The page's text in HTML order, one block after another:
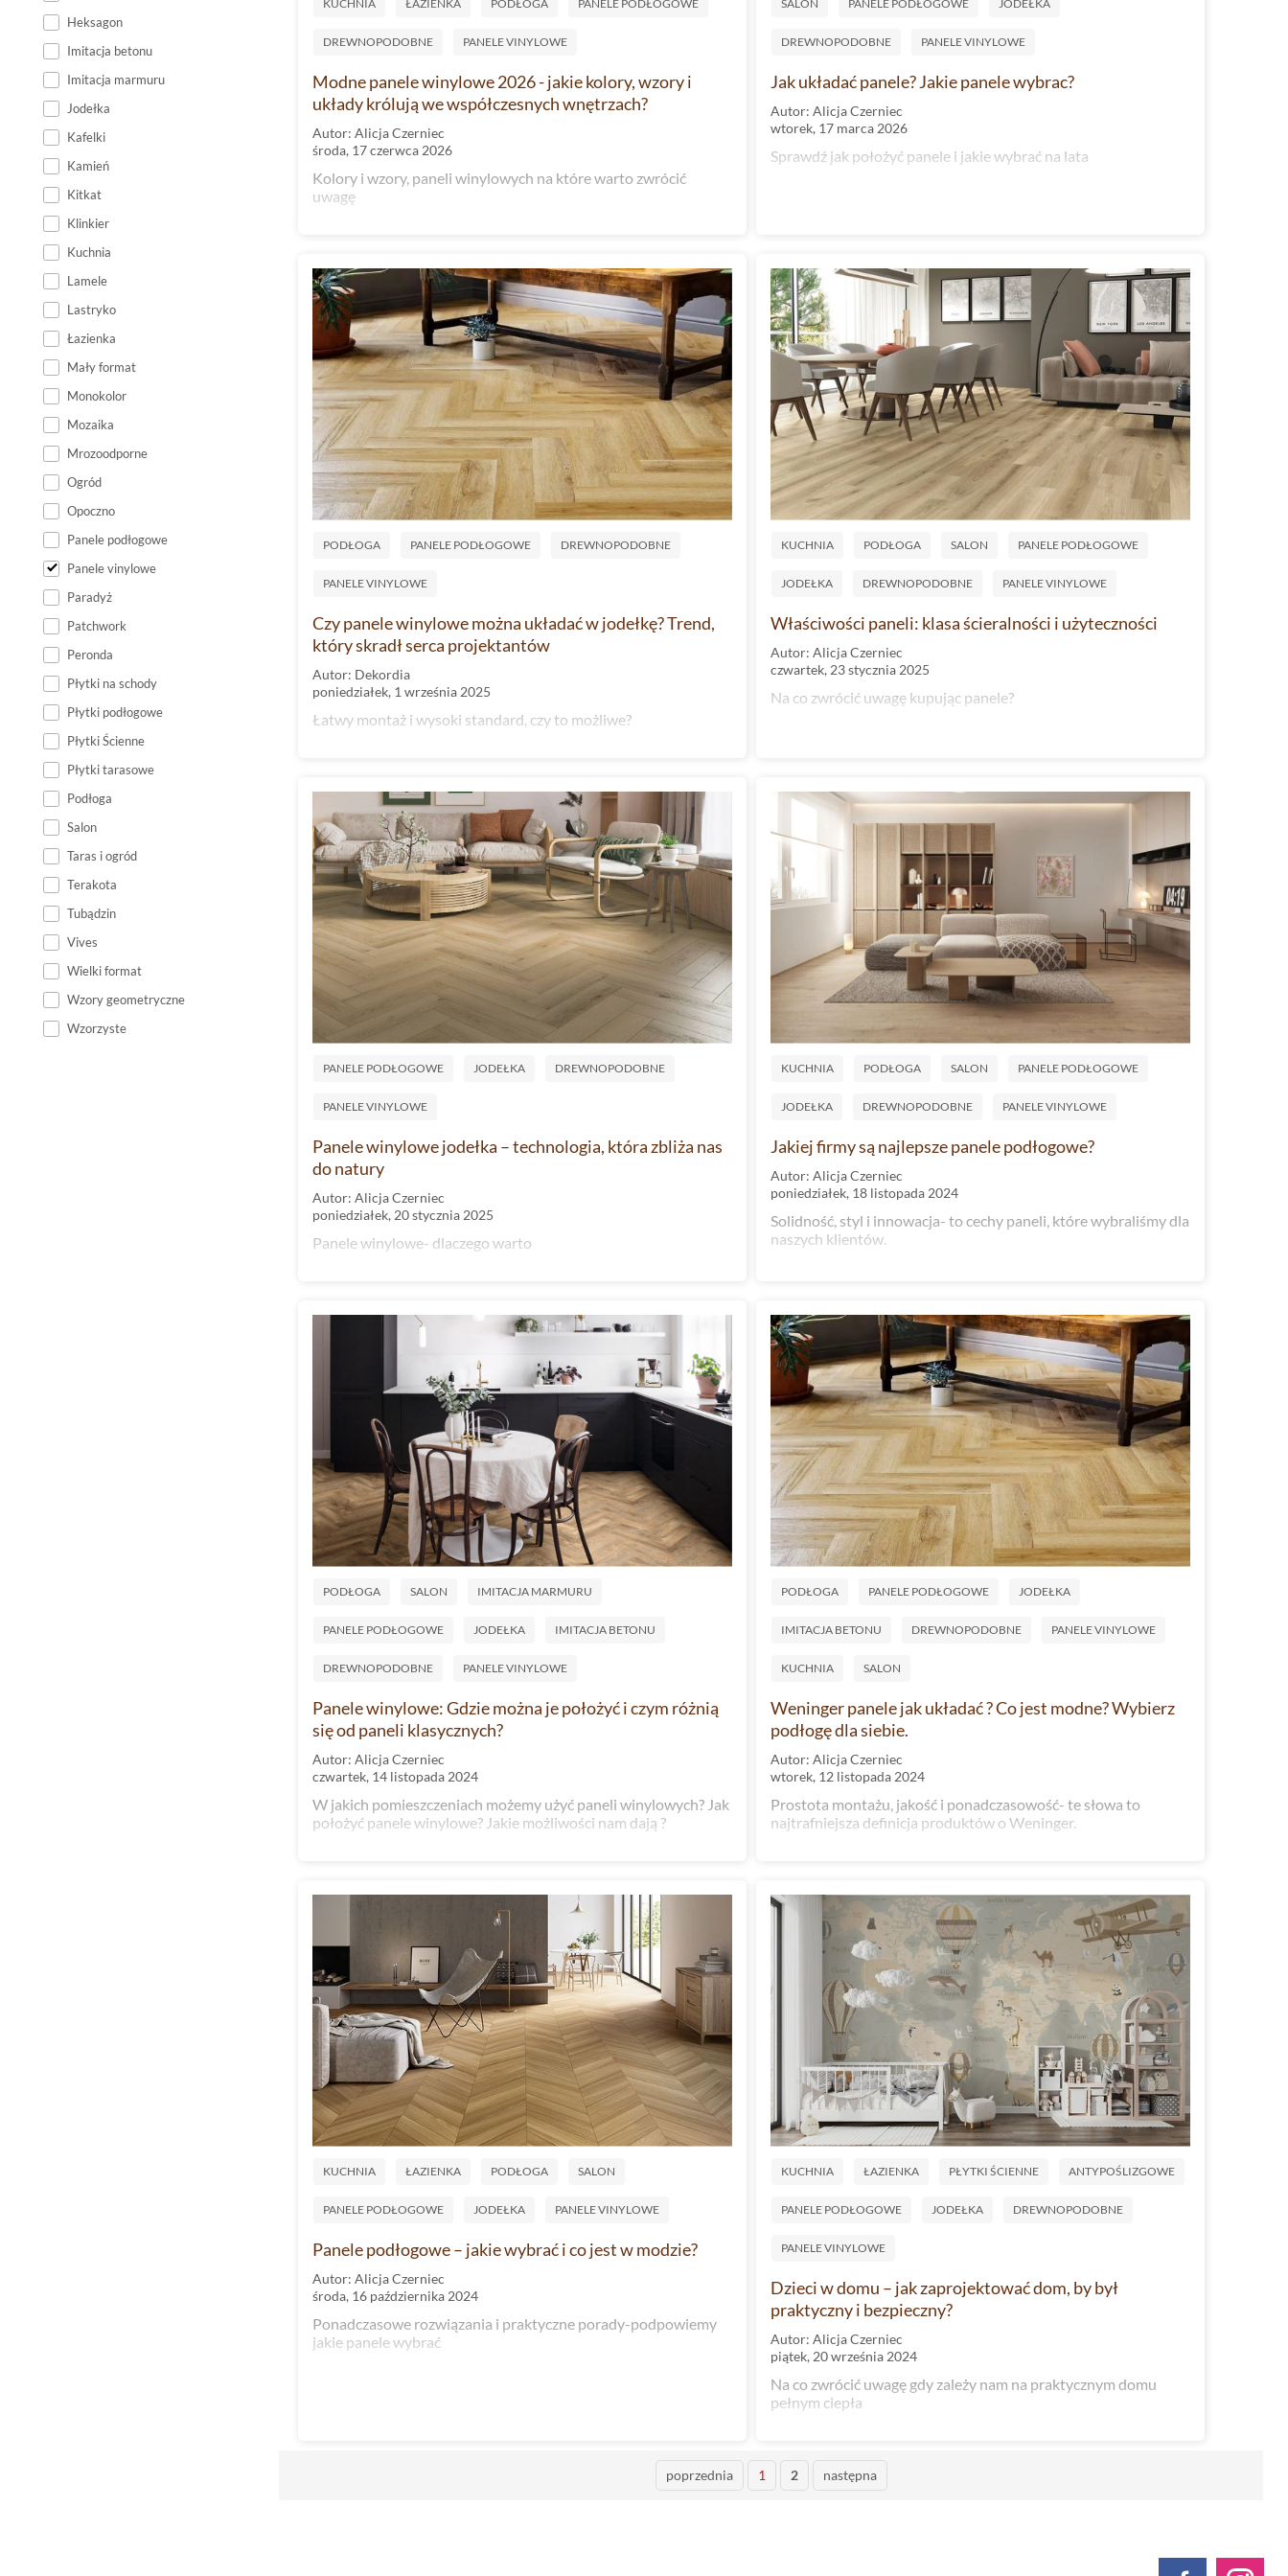
Heksagon
Imitacja betonu
Imitacja marmuru
Jodełka
Kafelki
Kamień
Kitkat
Klinkier
Kuchnia
Lamele
Lastryko
Łazienka
Mały format
Monokolor
Mozaika
Mrozoodporne
Ogród
Opoczno
Panele podłogowe
Panele vinylowe
Paradyż
Patchwork
Peronda
Płytki na schody
Płytki podłogowe
Płytki Ścienne
Płytki tarasowe
Podłoga
Salon
Taras i ogród
Terakota
Tubądzin
Vives
Wielki format
Wzory geometryczne
Wzorzyste
KUCHNIA ŁAZIENKA PODŁOGA PANELE PODŁOGOWE
DREWNOPODOBNE PANELE VINYLOWE
Modne panele winylowe 2026 - jakie kolory, wzory i
układy królują we współczesnych wnętrzach?
Autor: Alicja Czerniec
środa, 17 czerwca 2026
Kolory i wzory, paneli winylowych na które warto zwrócić
uwagę
SALON PANELE PODŁOGOWE JODEŁKA
DREWNOPODOBNE PANELE VINYLOWE
Jak układać panele? Jakie panele wybrac?
Autor: Alicja Czerniec
wtorek, 17 marca 2026
Sprawdź jak położyć panele i jakie wybrać na lata
PODŁOGA PANELE PODŁOGOWE DREWNOPODOBNE
PANELE VINYLOWE
Czy panele winylowe można układać w jodełkę? Trend,
który skradł serca projektantów
Autor: Dekordia
poniedziałek, 1 września 2025
Łatwy montaż i wysoki standard, czy to możliwe?
KUCHNIA PODŁOGA SALON PANELE PODŁOGOWE
JODEŁKA DREWNOPODOBNE PANELE VINYLOWE
Właściwości paneli: klasa ścieralności i użyteczności
Autor: Alicja Czerniec
czwartek, 23 stycznia 2025
Na co zwrócić uwagę kupując panele?
PANELE PODŁOGOWE JODEŁKA DREWNOPODOBNE
PANELE VINYLOWE
Panele winylowe jodełka – technologia, która zbliża nas
do natury
Autor: Alicja Czerniec
poniedziałek, 20 stycznia 2025
Panele winylowe- dlaczego warto
KUCHNIA PODŁOGA SALON PANELE PODŁOGOWE
JODEŁKA DREWNOPODOBNE PANELE VINYLOWE
Jakiej firmy są najlepsze panele podłogowe?
Autor: Alicja Czerniec
poniedziałek, 18 listopada 2024
Solidność, styl i innowacja- to cechy paneli, które wybraliśmy dla
naszych klientów.
PODŁOGA SALON IMITACJA MARMURU
PANELE PODŁOGOWE JODEŁKA IMITACJA BETONU
DREWNOPODOBNE PANELE VINYLOWE
Panele winylowe: Gdzie można je położyć i czym różnią
się od paneli klasycznych?
Autor: Alicja Czerniec
czwartek, 14 listopada 2024
W jakich pomieszczeniach możemy użyć paneli winylowych? Jak
położyć panele winylowe? Jakie możliwości nam dają ?
PODŁOGA PANELE PODŁOGOWE JODEŁKA
IMITACJA BETONU DREWNOPODOBNE PANELE VINYLOWE
KUCHNIA SALON
Weninger panele jak układać ? Co jest modne? Wybierz
podłogę dla siebie.
Autor: Alicja Czerniec
wtorek, 12 listopada 2024
Prostota montażu, jakość i ponadczasowość- te słowa to
najtrafniejsza definicja produktów o Weninger.
KUCHNIA ŁAZIENKA PODŁOGA SALON
PANELE PODŁOGOWE JODEŁKA PANELE VINYLOWE
Panele podłogowe – jakie wybrać i co jest w modzie?
Autor: Alicja Czerniec
środa, 16 października 2024
Ponadczasowe rozwiązania i praktyczne porady-podpowiemy
jakie panele wybrać
KUCHNIA ŁAZIENKA PŁYTKI ŚCIENNE ANTYPOŚLIZGOWE
PANELE PODŁOGOWE JODEŁKA DREWNOPODOBNE
PANELE VINYLOWE
Dzieci w domu – jak zaprojektować dom, by był
praktyczny i bezpieczny?
Autor: Alicja Czerniec
piątek, 20 września 2024
Na co zwrócić uwagę gdy zależy nam na praktycznym domu
pełnym ciepła
poprzednia 1 2 następna